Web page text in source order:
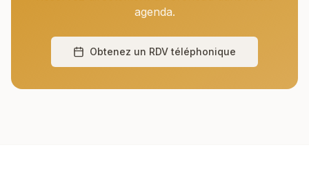
agenda.
Obtenez un RDV téléphonique